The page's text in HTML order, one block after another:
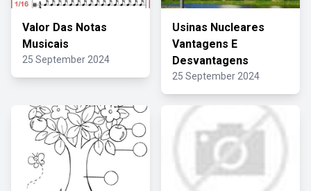
Valor Das Notas
Musicais
25 September 2024
Usinas Nucleares
Vantagens E
Desvantagens
25 September 2024